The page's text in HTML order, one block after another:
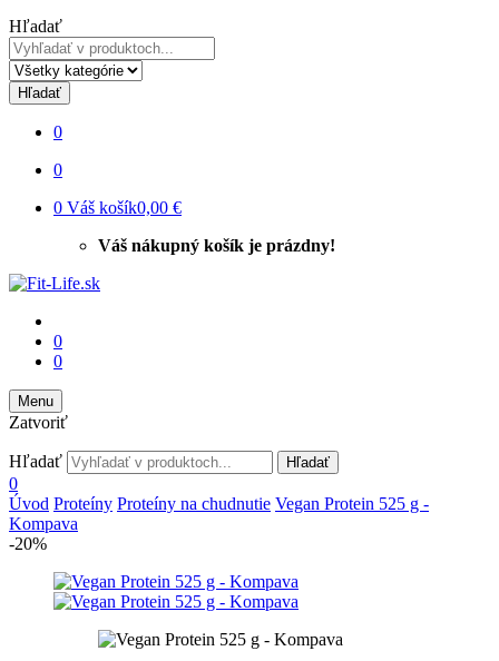
Hľadať
Hľadať
0
0
0 Váš košík0,00 €
Váš nákupný košík je prázdny!
0
0
Menu
Zatvoriť
Hľadať Hľadať
0
Úvod Proteíny Proteíny na chudnutie Vegan Protein 525 g -
Kompava
-20%